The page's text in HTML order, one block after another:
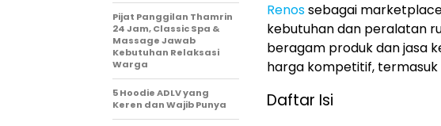
Renossebagai
kebutuhan dan peralatan
beragam produk dan jasa
harga kompetitif, termasuk
Daftar Isi
Pijat Panggilan Thamrin
24 Jam, Classic Spa &
Massage Jawab
Kebutuhan Relaksasi
Warga
5 Hoodie ADLV yang
Keren dan Wajib Punya